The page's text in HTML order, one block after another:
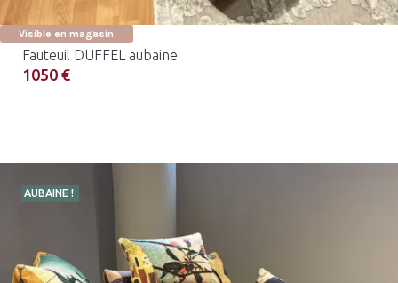
Visible en magasin
Fauteuil DUFFEL aubaine
1050 €
AUBAINE !